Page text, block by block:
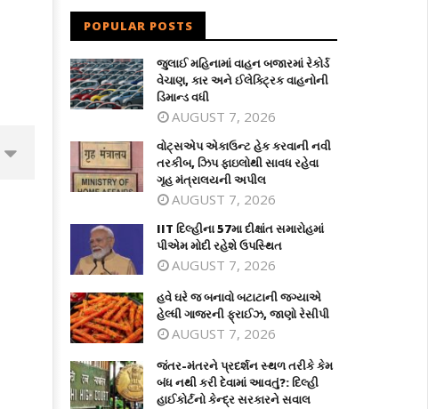
IIT દિલ્હીના 57મા દીક્ષાંત સમારોહમાં પીએમ
મોદી રહેશે ઉપસ્થિત
હવે ઘરે જ બનાવો બટાટાની જગ્યાએ હેલ્ધી
ગાજરની ફ્રાઈઝ, જાણો રેસીપી
POPULAR POSTS
જુલાઈ મહિનામાં વાહન બજારમાં રેકોર્ડ
વેચાણ, કાર અને ઈલેક્ટ્રિક વાહનોની
ડિમાન્ડ વધી
AUGUST 7, 2026
વોટ્સએપ એકાઉન્ટ હેક કરવાની નવી
તરકીબ, ઝિપ ફાઇલોથી સાવધ રહેવા
ગૃહ મંત્રાલયની અપીલ
AUGUST 7, 2026
IIT દિલ્હીના 57મા દીક્ષાંત સમારોહમાં
પીએમ મોદી રહેશે ઉપસ્થિત
AUGUST 7, 2026
હવે ઘરે જ બનાવો બટાટાની જગ્યાએ
હેલ્ધી ગાજરની ફ્રાઈઝ, જાણો રેસીપી
AUGUST 7, 2026
જંતર-મંતરને પ્રદર્શન સ્થળ તરીકે કેમ
બંધ નથી કરી દેવામાં આવતું?: દિલ્હી
હાઈકોર્ટનો કેન્દ્ર સરકારને સવાલ